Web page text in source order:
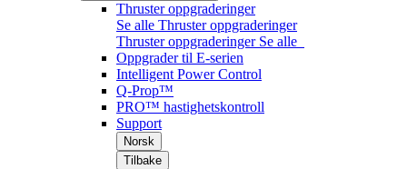
Thruster oppgraderinger
Se alle Thruster oppgraderinger
Thruster oppgraderinger Se alle
Oppgrader til E-serien
Intelligent Power Control
Q-Prop™
PRO™ hastighetskontroll
Support
Norsk
Tilbake